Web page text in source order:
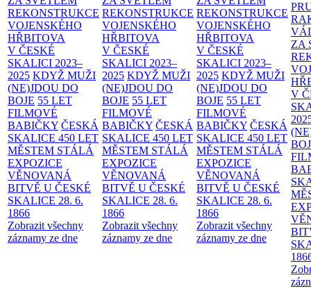
REKONSTRUKCE
VOJENSKÉHO
HŘBITOVA
V ČESKÉ
SKALICI 2023–
2025 KDYŽ MUŽI
(NE)JDOU DO
BOJE 55 LET
FILMOVÉ
BABIČKY ČESKÁ
SKALICE 450 LET
MĚSTEM STÁLÁ
EXPOZICE
VĚNOVANÁ
BITVĚ U ČESKÉ
SKALICE 28. 6.
1866
Zobrazit všechny
záznamy ze dne
REKONSTRUKCE
VOJENSKÉHO
HŘBITOVA
V ČESKÉ
SKALICI 2023–
2025 KDYŽ MUŽI
(NE)JDOU DO
BOJE 55 LET
FILMOVÉ
BABIČKY ČESKÁ
SKALICE 450 LET
MĚSTEM STÁLÁ
EXPOZICE
VĚNOVANÁ
BITVĚ U ČESKÉ
SKALICE 28. 6.
1866
Zobrazit všechny
záznamy ze dne
REKONSTRUKCE
VOJENSKÉHO
HŘBITOVA
V ČESKÉ
SKALICI 2023–
2025 KDYŽ MUŽI
(NE)JDOU DO
BOJE 55 LET
FILMOVÉ
BABIČKY ČESKÁ
SKALICE 450 LET
MĚSTEM STÁLÁ
EXPOZICE
VĚNOVANÁ
BITVĚ U ČESKÉ
SKALICE 28. 6.
1866
Zobrazit všechny
záznamy ze dne
ZA
V